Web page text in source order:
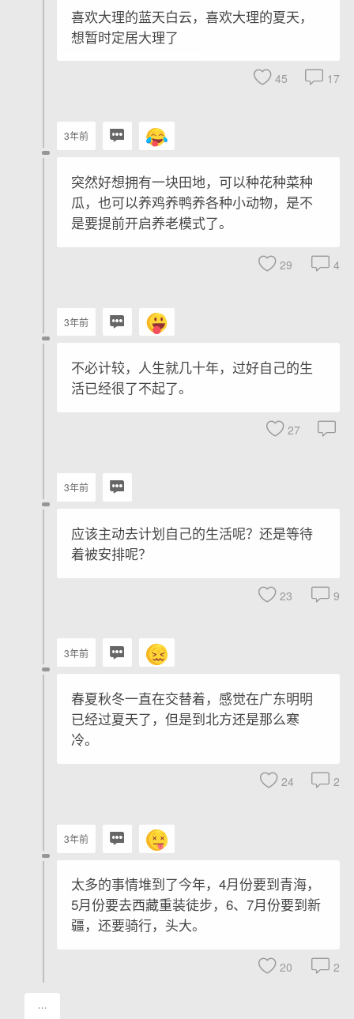
喜欢大理的蓝天白云，喜欢大理的夏天，
想暂时定居大理了
45 17
3年前
突然好想拥有一块田地，可以种花种菜种
瓜，也可以养鸡养鸭养各种小动物，是不
是要提前开启养老模式了。
29 4
3年前
不必计较，人生就几十年，过好自己的生
活已经很了不起了。
27
3年前
应该主动去计划自己的生活呢？还是等待
着被安排呢？
23 9
3年前
春夏秋冬一直在交替着，感觉在广东明明
已经过夏天了，但是到北方还是那么寒
冷。
24 2
3年前
太多的事情堆到了今年，4月份要到青海，
5月份要去西藏重装徒步，6、7月份要到新
疆，还要骑行，头大。
20 2
···